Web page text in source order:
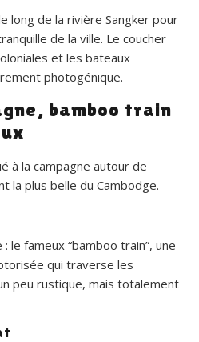
long de la rivière Sangker pour
de la ville. Le coucher
et les bateaux
photogénique.
bamboo train
à la campagne autour de
la plus belle du Cambodge.
le fameux “bamboo train”, une
qui traverse les
peu rustique, mais totalement